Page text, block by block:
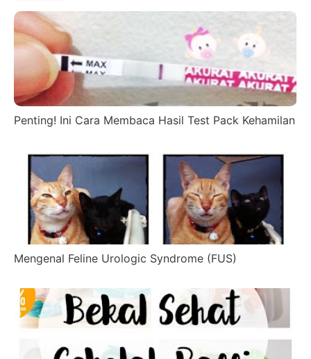
Penting! Ini Cara Membaca Hasil Test Pack Kehamilan
Mengenal Feline Urologic Syndrome (FUS)